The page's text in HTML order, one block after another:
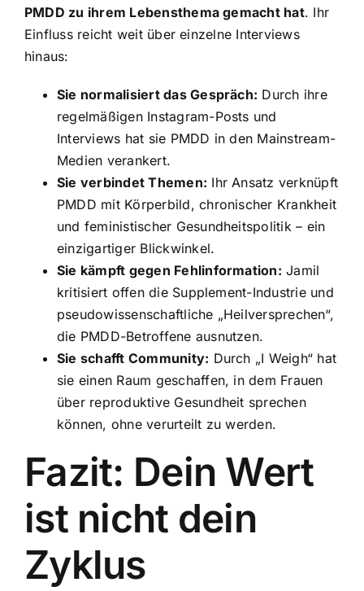
PMDD zu ihrem Lebensthema gemacht hat. Ihr
Einfluss reicht weit über einzelne Interviews
hinaus:
Sie normalisiert das Gespräch: Durch ihre
regelmäßigen Instagram-Posts und
Interviews hat sie PMDD in den Mainstream-
Medien verankert.
Sie verbindet Themen: Ihr Ansatz verknüpft
PMDD mit Körperbild, chronischer Krankheit
und feministischer Gesundheitspolitik – ein
einzigartiger Blickwinkel.
Sie kämpft gegen Fehlinformation: Jamil
kritisiert offen die Supplement-Industrie und
pseudowissenschaftliche „Heilversprechen“,
die PMDD-Betroffene ausnutzen.
Sie schafft Community: Durch „I Weigh“ hat
sie einen Raum geschaffen, in dem Frauen
über reproduktive Gesundheit sprechen
können, ohne verurteilt zu werden.
Fazit: Dein Wert
ist nicht dein
Zyklus